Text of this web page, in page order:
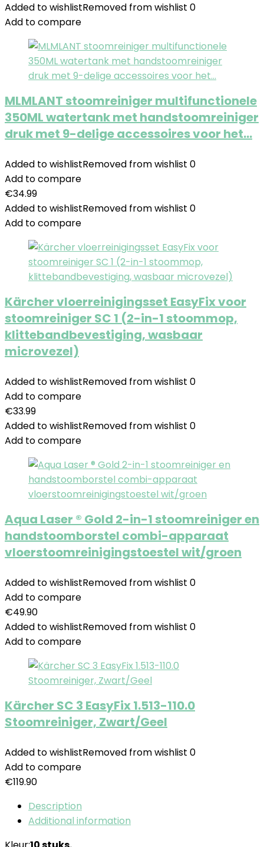
Added to wishlistRemoved from wishlist 0
Add to compare
MLMLANT stoomreiniger multifunctionele
350ML watertank met handstoomreiniger
druk met 9-delige accessoires voor het…
Added to wishlistRemoved from wishlist 0
Add to compare
€34.99
Added to wishlistRemoved from wishlist 0
Add to compare
Kärcher vloerreinigingsset EasyFix voor
stoomreiniger SC 1 (2-in-1 stoommop,
klittebandbevestiging, wasbaar
microvezel)
Added to wishlistRemoved from wishlist 0
Add to compare
€33.99
Added to wishlistRemoved from wishlist 0
Add to compare
Aqua Laser ® Gold 2-in-1 stoomreiniger en
handstoomborstel combi-apparaat
vloerstoomreinigingstoestel wit/groen
Added to wishlistRemoved from wishlist 0
Add to compare
€49.90
Added to wishlistRemoved from wishlist 0
Add to compare
Kärcher SC 3 EasyFix 1.513-110.0
Stoomreiniger, Zwart/Geel
Added to wishlistRemoved from wishlist 0
Add to compare
€119.90
Description
Additional information